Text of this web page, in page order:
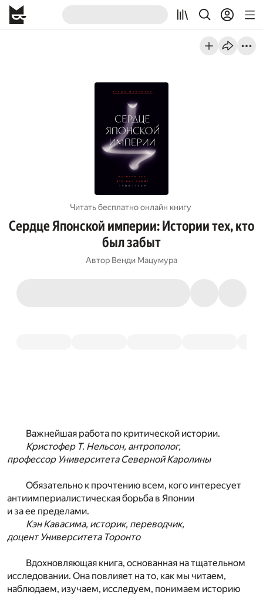
Читать бесплатно онлайн книгу
Сердце Японской империи: Истории тех, кто
был забыт
Автор Венди Мацумура
Важнейшая работа по критической истории.
Кристофер Т. Нельсон, антрополог,
профессор Университета Северной Каролины
Обязательно к прочтению всем, кого интересует
антиимпериалистическая борьба в Японии
и за ее пределами.
Кэн Кавасима, историк, переводчик,
доцент Университета Торонто
Вдохновляющая книга, основанная на тщательном
исследовании. Она повлияет на то, как мы читаем,
наблюдаем, изучаем, исследуем, понимаем историю